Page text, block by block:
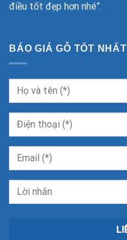
điều tốt đẹp hơn nhé”.
BÁO GIÁ GỖ TỐT NHẤT